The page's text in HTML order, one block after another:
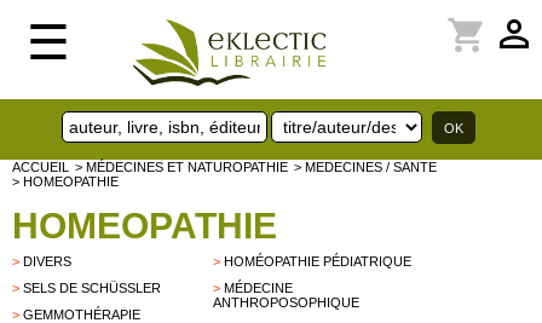
☰ perm_identity
shopping_cart
ACCUEIL > MÉDECINES ET NATUROPATHIE > MEDECINES / SANTE
> HOMEOPATHIE
HOMEOPATHIE
> DIVERS >HOMÉOPATHIE PÉDIATRIQUE
> SELS DE SCHÜSSLER >MÉDECINE
ANTHROPOSOPHIQUE
> GEMMOTHÉRAPIE